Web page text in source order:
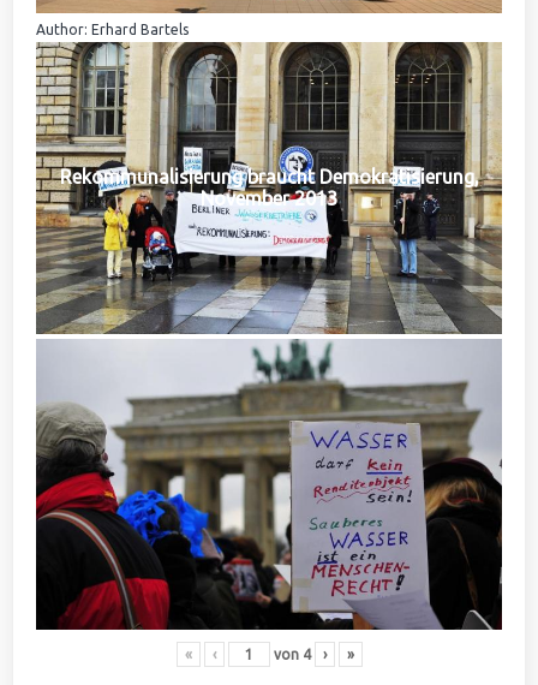
Author: Erhard Bartels
Rekommunalisierung braucht Demokratisierung,
November 2013
« ‹ von 4 › »